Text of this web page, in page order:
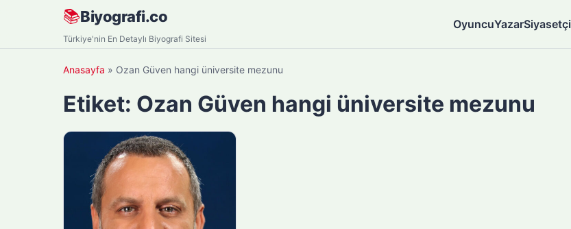
📚Biyografi.co
Türkiye'nin En Detaylı Biyografi Sitesi
OyuncuYazarSiyasetçi
Anasayfa » Ozan Güven hangi üniversite mezunu
Etiket: Ozan Güven hangi üniversite mezunu